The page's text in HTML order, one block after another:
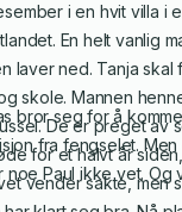
i en hvit villa i
En helt vanlig
laver ned. Tanja
skole. Mannen
De er preget av
for et halvt år
vender sakte, men
bror seg for å
fra fengselet.
noe Paul ikke vet. Og